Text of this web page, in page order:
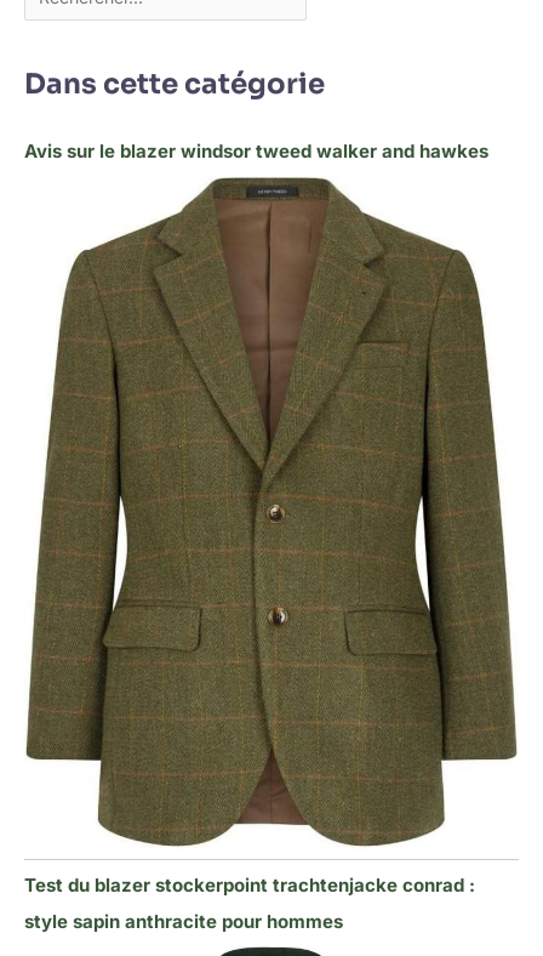
Dans cette catégorie
Avis sur le blazer windsor tweed walker and hawkes
Test du blazer stockerpoint trachtenjacke conrad :
style sapin anthracite pour hommes